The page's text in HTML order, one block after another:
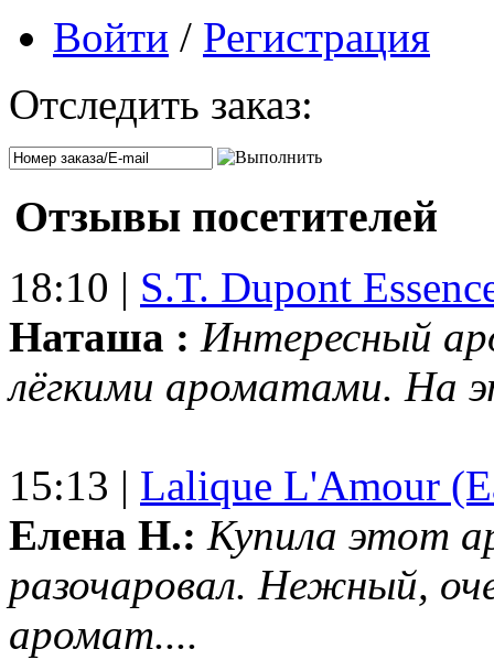
Войти / Регистрация
Отследить заказ:
Отзывы посетителей
18:10 | S.T. Dupont
Наташа : Интересный
лёгкими ароматами. На
15:13 | Lalique L'Amour
Елена Н.: Купила этот
разочаровал. Нежный,
аромат....